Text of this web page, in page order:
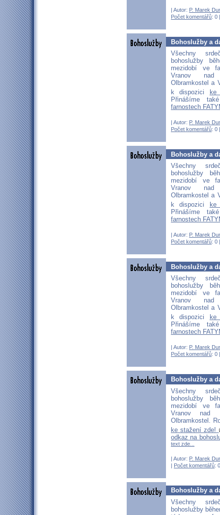
| Autor: P. Marek
Počet komentářů: 0
Bohoslužby a
Všechny
bohoslužby
mezidobí ve
Vranov
Olbramkostel a
k dispozici
Přinášíme
farnostech
| Autor: P. Marek
Počet komentářů: 0
Bohoslužby a
Všechny
bohoslužby
mezidobí ve
Vranov
Olbramkostel a
k dispozici
Přinášíme
farnostech
| Autor: P. Marek
Počet komentářů: 0
Bohoslužby a
Všechny
bohoslužby
mezidobí ve
Vranov
Olbramkostel a
k dispozici
Přinášíme
farnostech
| Autor: P. Marek
Počet komentářů: 0
Bohoslužby a
Všechny
bohoslužby
mezidobí ve
Vranov nad
Olbramkostel.
ke stažení zde!
odkaz na
text zde...
| Autor: P. Marek
| Počet komentářů:
Bohoslužby a
Všechny
bohoslužby